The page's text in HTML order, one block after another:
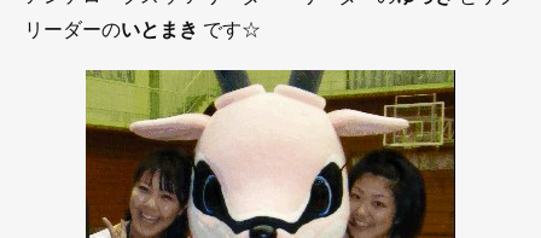
リーダーのいとまき です☆